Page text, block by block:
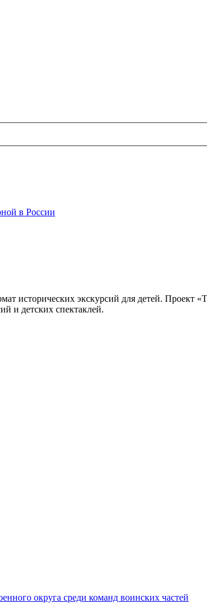
в России
исторических экскурсий для детей.
и детских спектаклей.
округа среди команд воинских частей